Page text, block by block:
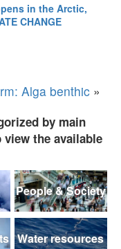
in the Arctic,
CHANGE
Alga benthic »
by main
the available
People & Society
Water resources